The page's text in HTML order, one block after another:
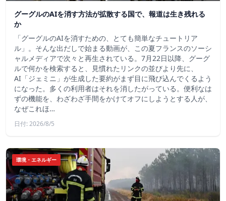
グーグルのAIを消す方法が拡散する国で、報道は生き残れる
か
「グーグルのAIを消すための、とても簡単なチュートリア
ル」。そんな出だしで始まる動画が、この夏フランスのソーシ
ャルメディアで次々と再生されている。7月22日以降、グーグ
ルで何かを検索すると、見慣れたリンクの並びより先に、
AI「ジェミニ」が生成した要約がまず目に飛び込んでくるよう
になった。多くの利用者はそれを消したがっている。便利なは
ずの機能を、わざわざ手間をかけてオフにしようとする人が、
なぜこれほ…
日付: 2026/8/5
環境・エネルギー